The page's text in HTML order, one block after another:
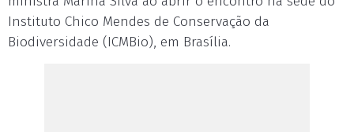
Instituto Chico Mendes de Conservação da
Biodiversidade (ICMBio), em Brasília.